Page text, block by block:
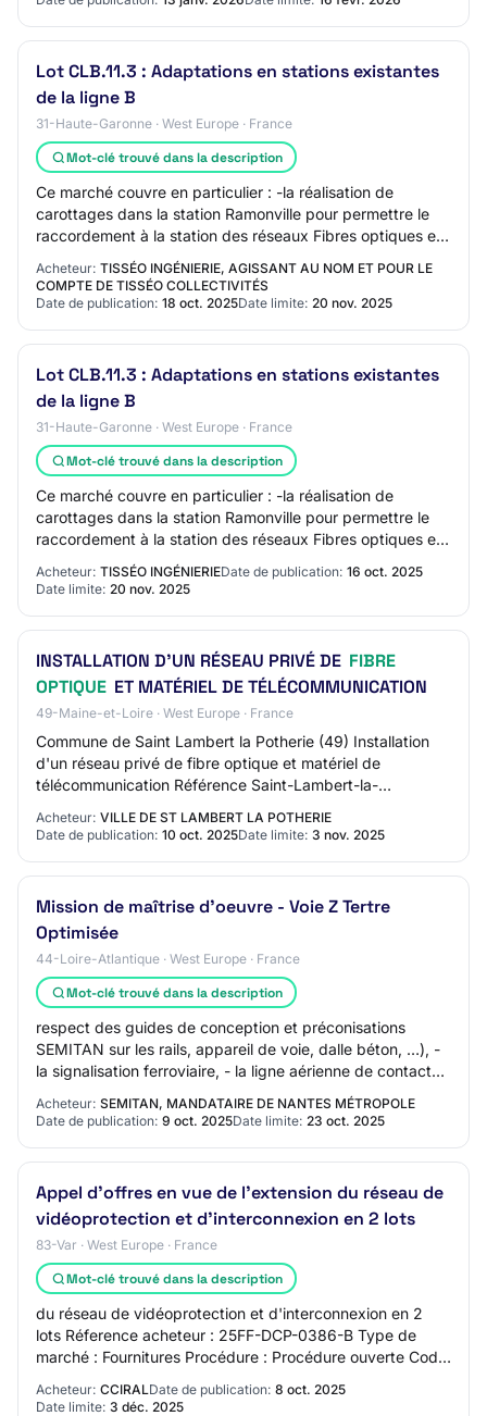
Lot CLB.11.3 : Adaptations en stations existantes
de la ligne B
31-Haute-Garonne · West Europe · France
Mot-clé trouvé dans la description
Ce marché couvre en particulier : -la réalisation de
carottages dans la station Ramonville pour permettre le
raccordement à la station des réseaux Fibres optiques et
Colonnes sèches transitant en tun…
Acheteur: TISSÉO INGÉNIERIE, AGISSANT AU NOM ET POUR LE
COMPTE DE TISSÉO COLLECTIVITÉS
Date de publication: 18 oct. 2025Date limite: 20 nov. 2025
Lot CLB.11.3 : Adaptations en stations existantes
de la ligne B
31-Haute-Garonne · West Europe · France
Mot-clé trouvé dans la description
Ce marché couvre en particulier : -la réalisation de
carottages dans la station Ramonville pour permettre le
raccordement à la station des réseaux Fibres optiques et
Colonnes sèches transitant en tun…
Acheteur: TISSÉO INGÉNIERIEDate de publication: 16 oct. 2025
Date limite: 20 nov. 2025
INSTALLATION D'UN RÉSEAU PRIVÉ DE FIBRE
OPTIQUE ET MATÉRIEL DE TÉLÉCOMMUNICATION
49-Maine-et-Loire · West Europe · France
Commune de Saint Lambert la Potherie (49) Installation
d'un réseau privé de fibre optique et matériel de
télécommunication Référence Saint-Lambert-la-
Acheteur: VILLE DE ST LAMBERT LA POTHERIE
Date de publication: 10 oct. 2025Date limite: 3 nov. 2025
Mission de maîtrise d'oeuvre - Voie Z Tertre
Optimisée
44-Loire-Atlantique · West Europe · France
Mot-clé trouvé dans la description
respect des guides de conception et préconisations
SEMITAN sur les rails, appareil de voie, dalle béton, …), -
la signalisation ferroviaire, - la ligne aérienne de contact
Acheteur: SEMITAN, MANDATAIRE DE NANTES MÉTROPOLE
Date de publication: 9 oct. 2025Date limite: 23 oct. 2025
Appel d'offres en vue de l'extension du réseau de
vidéoprotection et d'interconnexion en 2 lots
83-Var · West Europe · France
Mot-clé trouvé dans la description
du réseau de vidéoprotection et d'interconnexion en 2
lots Réference acheteur : 25FF-DCP-0386-B Type de
marché : Fournitures Procédure : Procédure ouverte Code
Acheteur: CCIRALDate de publication: 8 oct. 2025
Date limite: 3 déc. 2025